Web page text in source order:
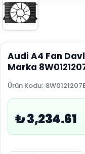
Audi A4 Fan
Marka
Ürün Kodu:
₺ 3,234.61